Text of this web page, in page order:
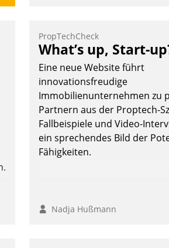
Teilnehmer kurzweilige
innovative Cloud-Strategien
Lösungen mit hohem
Andreas Lerchner
PropTechCheck
What’s up, Start-
Eine neue Website führt
innovationsfreudige
Immobilienunternehmen zu
Partnern aus der Proptech-
Fallbeispiele und Video-
ein sprechendes Bild der
Fähigkeiten.
Nadja Hußmann